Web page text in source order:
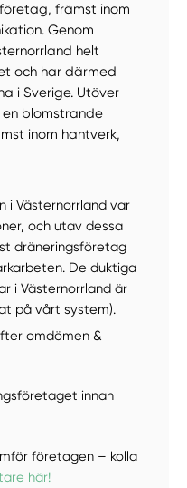
främst inom
Genom
helt
och har därmed
i Sverige. Utöver
en blomstrande
inom hantverk,
i Västernorrland var
och utav dessa
dräneringsföretag
De duktiga
i Västernorrland är
på vårt system).
omdömen &
innan
företagen – kolla
här!